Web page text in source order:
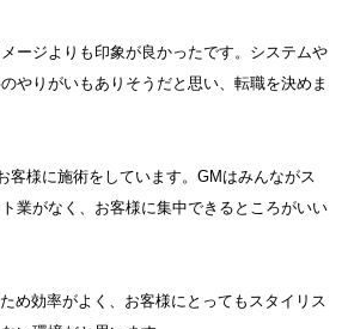
ージよりも印象が良かったです。システムや
やりがいもありそうだと思い、転職を決めま
客様に施術をしています。GMはみんながス
業がなく、お客様に集中できるところがいい
め効率がよく、お客様にとってもスタイリス